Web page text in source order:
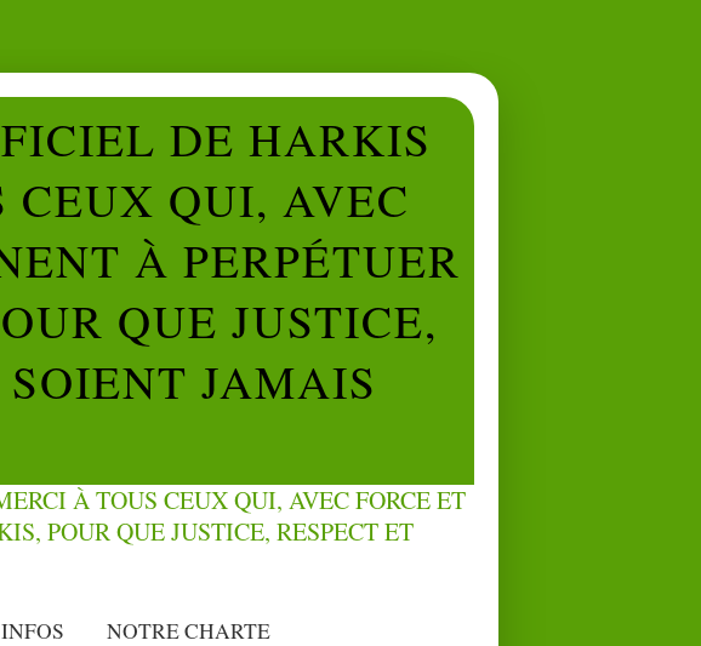
DE HARKIS
CEUX QUI, AVEC
À PERPÉTUER
QUE JUSTICE,
JAMAIS
INFOS NOTRE CHARTE